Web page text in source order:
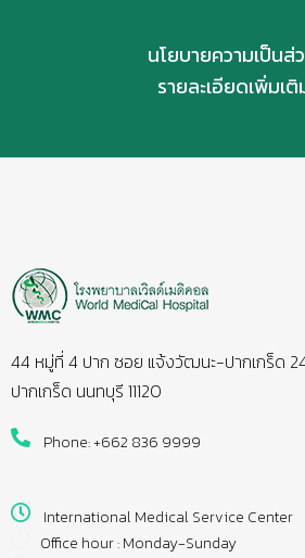
นโยบายความเป็นส่
รายละเอียดเพิ่มเติ
44 หมู่ที่ 4 ปาก ซอย แจ้งวัฒนะ-ปากเกร็ด
ปากเกร็ด นนทบุรี 11120
Phone: +662 836 9999
International Medical Service Center
Office hour : Monday-Sunday